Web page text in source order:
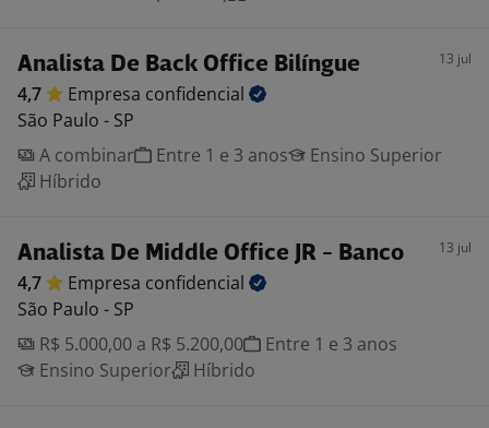
Analista De Back Office Bilíngue 13 jul
4,7 Empresa confidencial
São Paulo - SP
A combinar
Entre 1 e 3 anos
Ensino Superior
Híbrido
Analista De Middle Office JR - Banco 13 jul
4,7 Empresa confidencial
São Paulo - SP
R$ 5.000,00 a R$ 5.200,00
Entre 1 e 3 anos
Ensino Superior
Híbrido